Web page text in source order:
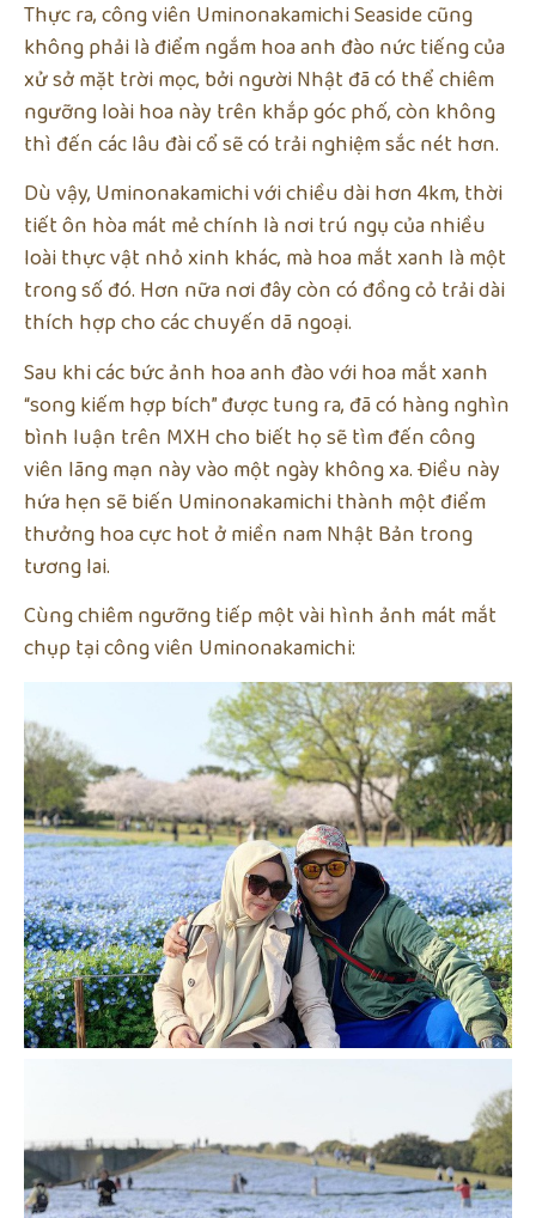
Thực ra, công viên Uminonakamichi Seaside cũng
không phải là điểm ngắm hoa anh đào nức tiếng của
xử sở mặt trời mọc, bởi người Nhật đã có thể chiêm
ngưỡng loài hoa này trên khắp góc phố, còn không
thì đến các lâu đài cổ sẽ có trải nghiệm sắc nét hơn.
Dù vậy, Uminonakamichi với chiều dài hơn 4km, thời
tiết ôn hòa mát mẻ chính là nơi trú ngụ của nhiều
loài thực vật nhỏ xinh khác, mà hoa mắt xanh là một
trong số đó. Hơn nữa nơi đây còn có đồng cỏ trải dài
thích hợp cho các chuyến dã ngoại.
Sau khi các bức ảnh hoa anh đào với hoa mắt xanh
“song kiếm hợp bích” được tung ra, đã có hàng nghìn
bình luận trên MXH cho biết họ sẽ tìm đến công
viên lãng mạn này vào một ngày không xa. Điều này
hứa hẹn sẽ biến Uminonakamichi thành một điểm
thưởng hoa cực hot ở miền nam Nhật Bản trong
tương lai.
Cùng chiêm ngưỡng tiếp một vài hình ảnh mát mắt
chụp tại công viên Uminonakamichi: